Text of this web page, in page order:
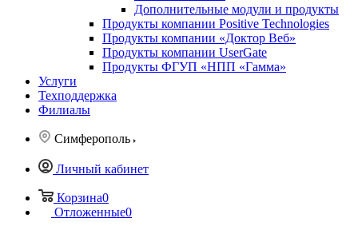
Дополнительные модули и продукты
Продукты компании Positive Technologies
Продукты компании «Доктор Веб»
Продукты компании UserGate
Продукты ФГУП «НПП «Гамма»
Услуги
Техподдержка
Филиалы
Симферополь
Личный кабинет
Корзина0
Отложенные0